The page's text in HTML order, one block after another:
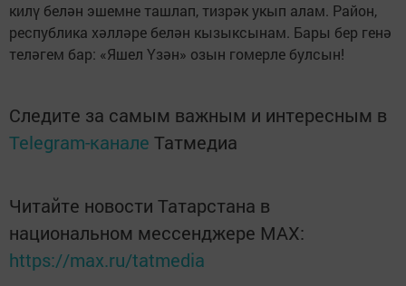
килү белән эшемне ташлап, тизрәк укып алам. Район,
республика хәлләре белән кызыксынам. Бары бер генә
теләгем бар: «Яшел Үзән» озын гомерле булсын!
Следите за самым важным и интересным в
Telegram-канале Татмедиа
Читайте новости Татарстана в
национальном мессенджере MАХ:
https://max.ru/tatmedia